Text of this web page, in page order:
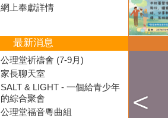
網上奉獻詳情
最新消息
公理堂祈禱會 (7-9月)
家長聊天室
SALT & LIGHT - 一個給青少年
的綜合聚會
公理堂福音粵曲組